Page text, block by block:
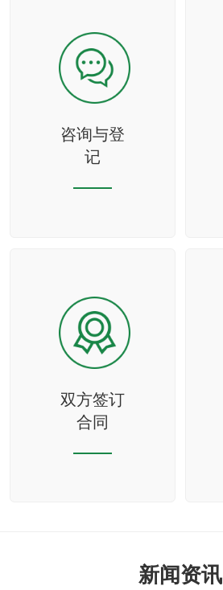
咨询与登
记
双方签订
合同
新闻资讯